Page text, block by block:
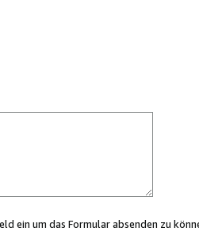
ein um das Formular absenden zu